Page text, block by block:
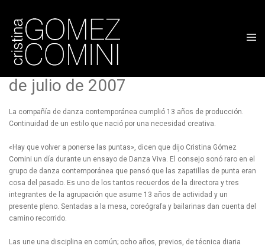
Descalzas
La Voz del Interior – Domingo 1
de julio de 2007
La compañía de danza contemporánea cumplió 13 años de producción.
Continuidad de un estilo que nació por una necesidad creativa.
«Hay que volver a ponerse las puntas», dicen que dijo Cristina Gómez
Comini un día durante un ensayo de Danza Viva. El consejo sonó raro en el
grupo de danza contemporánea que pensó que las zapatillas de punta eran
cosa del pasado. Es uno de los tantos recuerdos de la directora y tres
integrantes de la agrupación que asume 13 años de actividad y un
presente pleno. Sentadas a la mesa, coreógrafa y bailarinas dan cuenta del
camino recorrido.
Las une una disciplina en común; ocho años, previos, de técnica diaria